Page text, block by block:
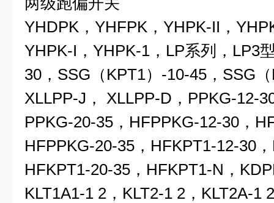
YHDPK ，YHFPK，YHPK-II，
YHPK-I，YHPK-1， LP系列， LP3
30 ，SSG（KPT1）-10-45，SSG
XLLPP-J， XLLPP-D，PPKG-12-
PPKG-20-35，HFPPKG-12-30，
HFPPKG-20-35，HFKPT1-12-30
HFKPT1-20-35，HFKPT1-N，
KLT1A1-1 2，KLT2-1 2，KLT2A-1